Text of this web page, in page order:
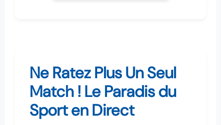
Ne Ratez Plus Un Seul
Match ! Le Paradis du
Sport en Direct